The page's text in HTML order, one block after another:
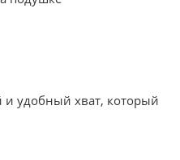
и удобный хват, который